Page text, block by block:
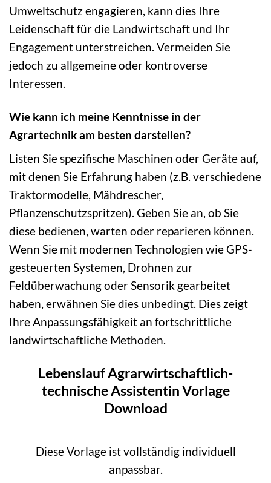
Umweltschutz engagieren, kann dies Ihre
Leidenschaft für die Landwirtschaft und Ihr
Engagement unterstreichen. Vermeiden Sie
jedoch zu allgemeine oder kontroverse
Interessen.
Wie kann ich meine Kenntnisse in der
Agrartechnik am besten darstellen?
Listen Sie spezifische Maschinen oder Geräte auf,
mit denen Sie Erfahrung haben (z.B. verschiedene
Traktormodelle, Mähdrescher,
Pflanzenschutzspritzen). Geben Sie an, ob Sie
diese bedienen, warten oder reparieren können.
Wenn Sie mit modernen Technologien wie GPS-
gesteuerten Systemen, Drohnen zur
Feldüberwachung oder Sensorik gearbeitet
haben, erwähnen Sie dies unbedingt. Dies zeigt
Ihre Anpassungsfähigkeit an fortschrittliche
landwirtschaftliche Methoden.
Lebenslauf Agrarwirtschaftlich-
technische Assistentin Vorlage
Download
Diese Vorlage ist vollständig individuell
anpassbar.